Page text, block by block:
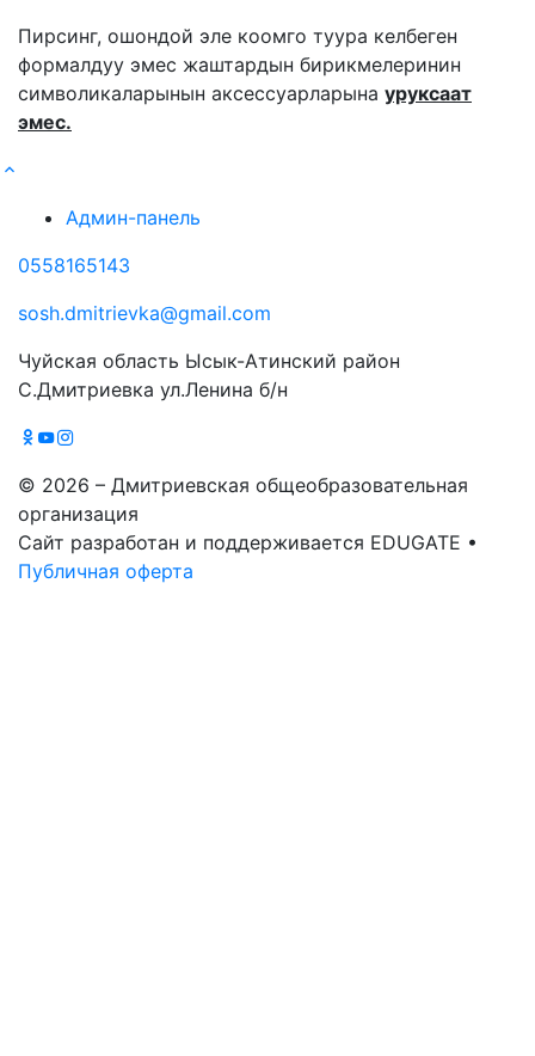
Пирсинг, ошондой эле коомго туура келбеген
формалдуу эмес жаштардын бирикмелеринин
символикаларынын аксессуарларына уруксаат
эмес.
Админ-панель
0558165143
sosh.dmitrievka@gmail.com
Чуйская область Ысык-Атинский район
С.Дмитриевка ул.Ленина б/н
© 2026 – Дмитриевская общеобразовательная
организация
Сайт разработан и поддерживается EDUGATE •
Публичная оферта